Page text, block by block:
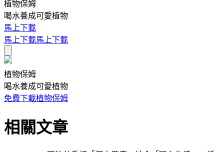
植物保姆
喝水養成可愛植物
馬上下載
馬上下載馬上下載
植物保姆
喝水養成可愛植物
免費下載植物保姆
相關文章